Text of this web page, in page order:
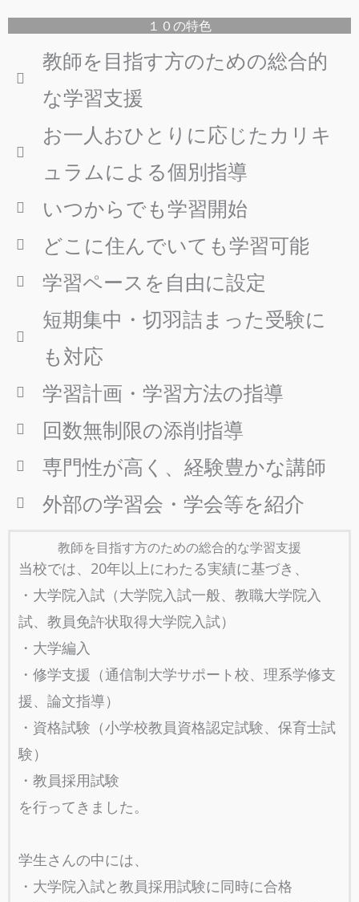
１０の特色
教師を目指す方のための総合的
な学習支援
お一人おひとりに応じたカリキ
ュラムによる個別指導
いつからでも学習開始
どこに住んでいても学習可能
学習ペースを自由に設定
短期集中・切羽詰まった受験に
も対応
学習計画・学習方法の指導
回数無制限の添削指導
専門性が高く、経験豊かな講師
外部の学習会・学会等を紹介
教師を目指す方のための総合的な学習支援
当校では、20年以上にわたる実績に基づき、
・大学院入試（大学院入試一般、教職大学院入
試、教員免許状取得大学院入試）
・大学編入
・修学支援（通信制大学サポート校、理系学修支
援、論文指導）
・資格試験（小学校教員資格認定試験、保育士試
験）
・教員採用試験
を行ってきました。
学生さんの中には、
・大学院入試と教員採用試験に同時に合格